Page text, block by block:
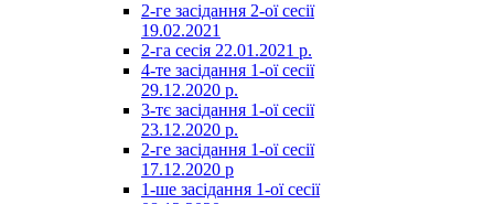
2-ге засідання 2-ої сесії
19.02.2021
2-га сесія 22.01.2021 р.
4-те засідання 1-ої сесії
29.12.2020 р.
3-тє засідання 1-ої сесії
23.12.2020 р.
2-ге засідання 1-ої сесії
17.12.2020 р
1-ше засідання 1-ої сесії